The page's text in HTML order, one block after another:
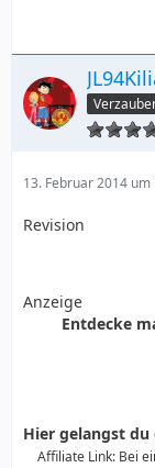
13. Februar 2014 um
Revision
Anzeige
Entdecke
Hier gelangst
Affiliate Link: Bei